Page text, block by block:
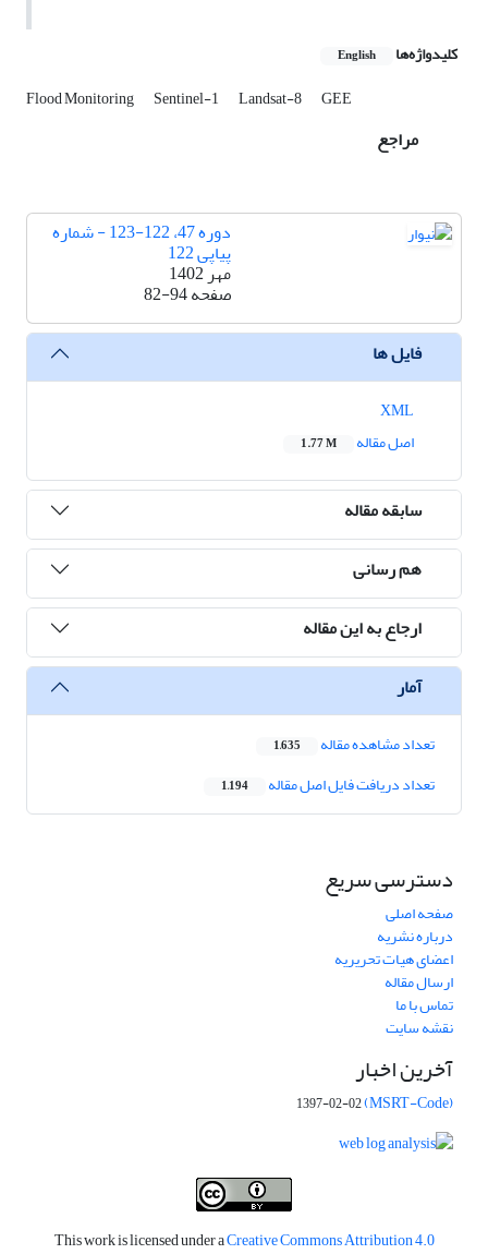
کلیدواژه‌ها English
Flood Monitoring Sentinel-1 Landsat-8 GEE
مراجع
دوره 47، 122-123 - شماره
پیاپی 122
مهر 1402
صفحه82-94
فایل ها
اصل مقاله
1.77 M
سابقه مقاله
هم رسانی
ارجاع به این مقاله
آمار
تعداد مشاهده مقاله 1,635
تعداد دریافت فایل اصل مقاله 1,194
دسترسی سریع
صفحه اصلی
درباره نشریه
اعضای هیات تحریریه
ارسال مقاله
تماس با ما
نقشه سایت
آخرین اخبار
(MSRT-Code)
1397-02-02
This work is licensed under aCreative Commons Attribution 4.0